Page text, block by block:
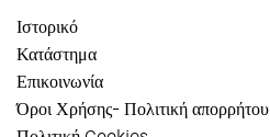
Ιστορικό
Κατάστημα
Επικοινωνία
Όροι Χρήσης- Πολιτική απορρήτου